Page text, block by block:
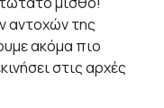
αντοχών της
ακόμα πιο
στις αρχές